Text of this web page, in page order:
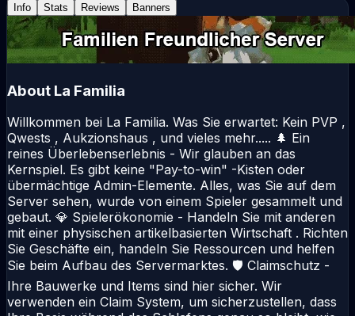
Info
Stats Reviews Banners
About La Familia
Willkommen bei La Familia. Was Sie erwartet: Kein PVP ,
Qwests , Aukzionshaus , und vieles mehr..... 🌲 Ein
reines Überlebenserlebnis - Wir glauben an das
Kernspiel. Es gibt keine "Pay-to-win" -Kisten oder
übermächtige Admin-Elemente. Alles, was Sie auf dem
Server sehen, wurde von einem Spieler gesammelt und
gebaut. 💎 Spielerökonomie - Handeln Sie mit anderen
mit einer physischen artikelbasierten Wirtschaft . Richten
Sie Geschäfte ein, handeln Sie Ressourcen und helfen
Sie beim Aufbau des Servermarktes. 🛡️ Claimschutz -
Ihre Bauwerke und Items sind hier sicher. Wir
verwenden ein Claim System, um sicherzustellen, dass